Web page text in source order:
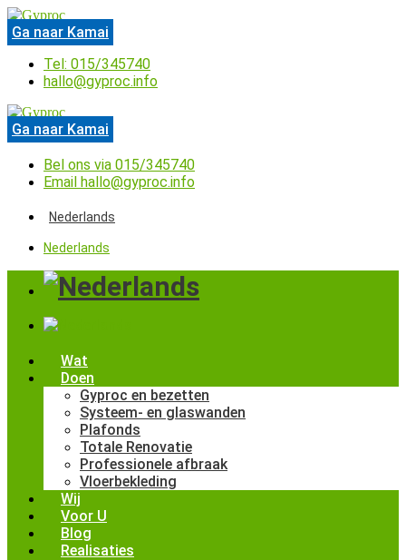
Spring
naar
de
inhoud
Ga naar Kamai
Tel: 015/345740
hallo@gyproc.info
Ga naar Kamai
Bel ons via 015/345740
Email hallo@gyproc.info
Nederlands
Nederlands
Wat
Doen
Gyproc en bezetten
Systeem- en glaswanden
Plafonds
Totale Renovatie
Professionele afbraak
Vloerbekleding
Wij
Voor U
Blog
Realisaties